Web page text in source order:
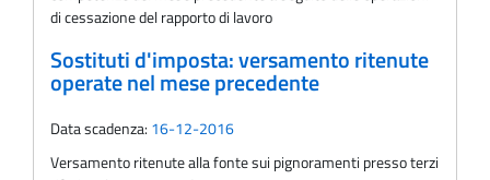
di cessazione del rapporto di lavoro
Sostituti d'imposta: versamento ritenute
operate nel mese precedente
Data scadenza: 16-12-2016
Versamento ritenute alla fonte sui pignoramenti presso terzi